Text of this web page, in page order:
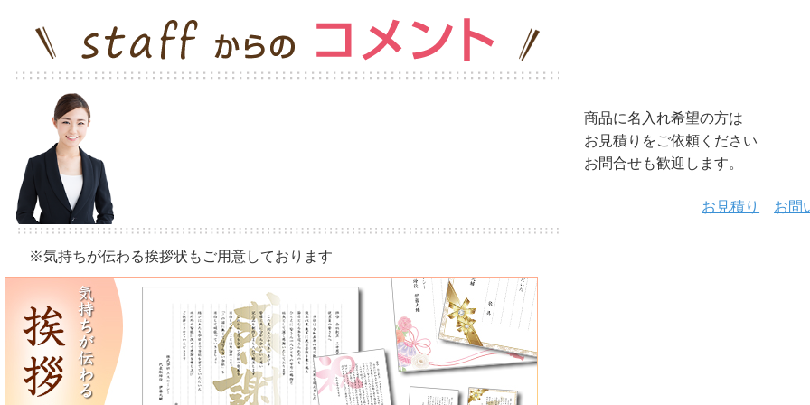
商品に名入れ希望の方は
お見積りをご依頼ください
お問合せも歓迎します。
お見積り お問
※気持ちが伝わる挨拶状もご用意しております